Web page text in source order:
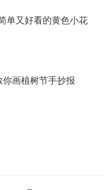
单又好看的黄色小花
画植树节手抄报